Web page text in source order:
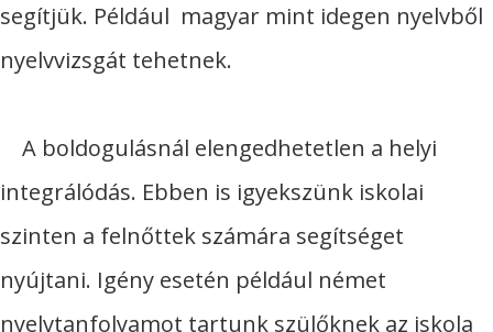
segítjük. Például magyar mint idegen nyelvből
nyelvvizsgát tehetnek.
A boldogulásnál elengedhetetlen a helyi
integrálódás. Ebben is igyekszünk iskolai
szinten a felnőttek számára segítséget
nyújtani. Igény esetén például német
nyelvtanfolyamot tartunk szülőknek az iskola